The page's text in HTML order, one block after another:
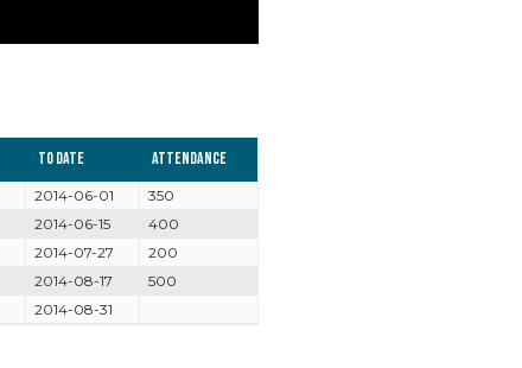
To date Attendance
2014-06-01
350
2014-06-15
400
2014-07-27
200
2014-08-17
500
2014-08-31